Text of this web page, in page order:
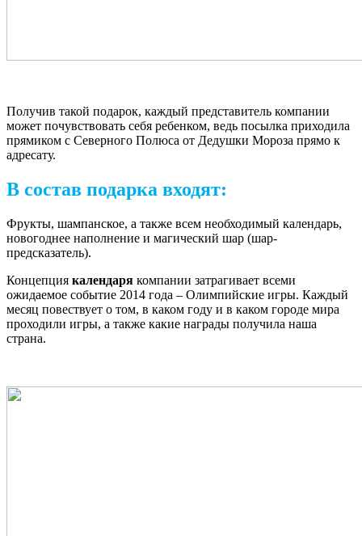
Получив такой подарок, каждый представитель компании
может почувствовать себя ребенком, ведь посылка приходила
прямиком с Северного Полюса от Дедушки Мороза прямо к
адресату.
В состав подарка входят:
Фрукты, шампанское, а также всем необходимый календарь,
новогоднее наполнение и магический шар (шар-
предсказатель).
Концепция календаря компании затрагивает всеми
ожидаемое событие 2014 года – Олимпийские игры. Каждый
месяц повествует о том, в каком году и в каком городе мира
проходили игры, а также какие награды получила наша
страна.